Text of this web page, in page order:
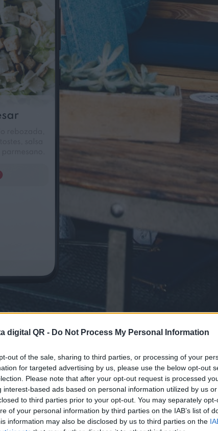
digital QR - Do Not Process My Personal Information
out of the sale, sharing to third parties, or processing of your
for targeted advertising by us, please use the below opt-out
Please note that after your opt-out request is processed
interest-based ads based on personal information utilized by us
to third parties prior to your opt-out. You may separately
of your personal information by third parties on the IAB’s list of
information may also be disclosed by us to third parties on the
RESTAURANTES DE CHIMALTENANGO